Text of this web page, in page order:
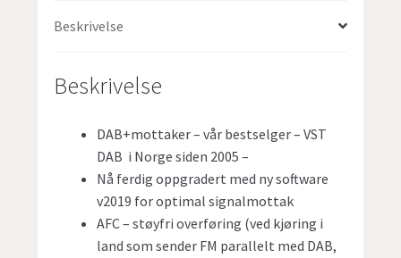
Beskrivelse
Beskrivelse
DAB+mottaker – vår bestselger – VST
DAB i Norge siden 2005 –
Nå ferdig oppgradert med ny software
v2019 for optimal signalmottak
AFC – støyfri overføring (ved kjøring i
land som sender FM parallelt med DAB,